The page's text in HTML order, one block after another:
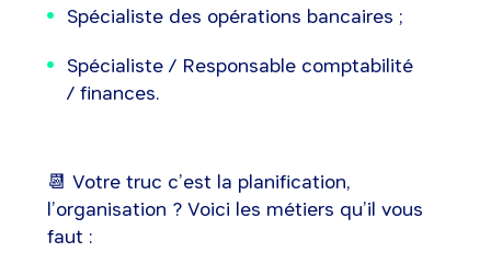
Spécialiste des opérations bancaires ;
Spécialiste / Responsable comptabilité
/ finances.
📆 Votre truc c’est la planification,
l’organisation ? Voici les métiers qu’il vous
faut :